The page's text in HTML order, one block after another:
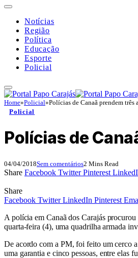
Notícias
Região
Política
Educação
Esporte
Policial
Home»Policial»Polícias de Canaã prendem
Policial
Polícias de
04/04/2018Sem comentários2 Mins Read
Share Facebook Twitter Pinterest
Share
Facebook Twitter LinkedIn Pinterest
A polícia em Canaã dos Carajás
quarta-feira (4), uma quadrilha armada
De acordo com a PM, foi feito um cerco
uma garantia e cinco pessoas, entre elas